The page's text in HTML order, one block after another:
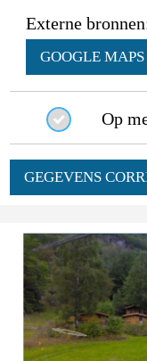
Externe
GOOGLE MAPS
Op
GEGEVENS